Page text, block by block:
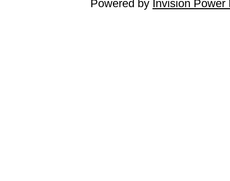
Powered by Invision Power